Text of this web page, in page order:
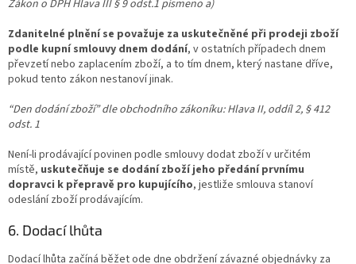
Zákon o DPH Hlava III § 9 odst.1 písmeno a)
Zdanitelné plnění se považuje za uskutečněné při prodeji zboží
podle kupní smlouvy dnem dodání, v ostatních případech dnem
převzetí nebo zaplacením zboží, a to tím dnem, který nastane dříve,
pokud tento zákon nestanoví jinak.
“Den dodání zboží” dle obchodního zákoníku: Hlava II, oddíl 2, § 412
odst. 1
Není-li prodávající povinen podle smlouvy dodat zboží v určitém
místě, uskutečňuje se dodání zboží jeho předání prvnímu
dopravci k přepravě pro kupujícího, jestliže smlouva stanoví
odeslání zboží prodávajícím.
6. Dodací lhůta
Dodací lhůta začíná běžet ode dne obdržení závazné objednávky za